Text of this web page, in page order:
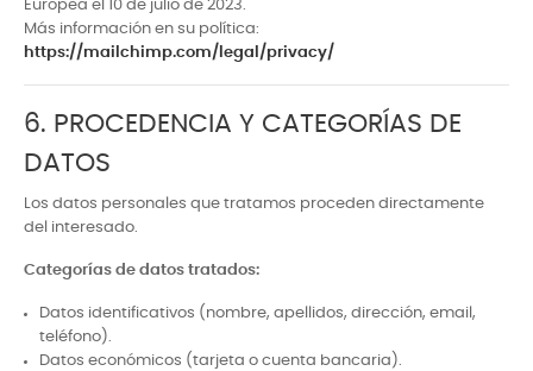
Europea el 10 de julio de 2023.
Más información en su política:
https://mailchimp.com/legal/privacy/
6. PROCEDENCIA Y CATEGORÍAS DE
DATOS
Los datos personales que tratamos proceden directamente
del interesado.
Categorías de datos tratados:
Datos identificativos (nombre, apellidos, dirección, email,
teléfono).
Datos económicos (tarjeta o cuenta bancaria).